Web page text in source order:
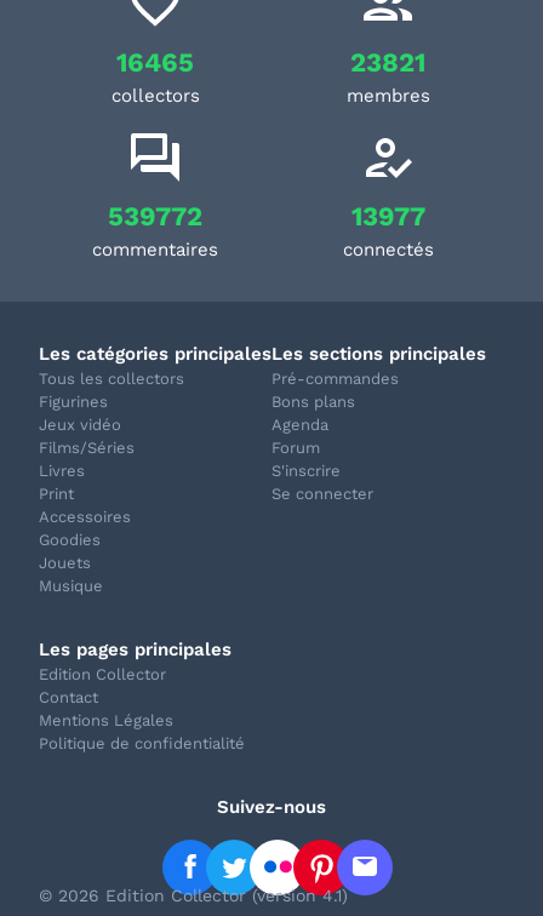
16465
collectors
23821
membres
539772
commentaires
13977
connectés
Les catégories principales
Tous les collectors
Figurines
Jeux vidéo
Films/Séries
Livres
Print
Accessoires
Goodies
Jouets
Musique
Les sections principales
Pré-commandes
Bons plans
Agenda
Forum
S'inscrire
Se connecter
Les pages principales
Edition Collector
Contact
Mentions Légales
Politique de confidentialité
Suivez-nous
© 2026 Edition Collector (version 4.1)